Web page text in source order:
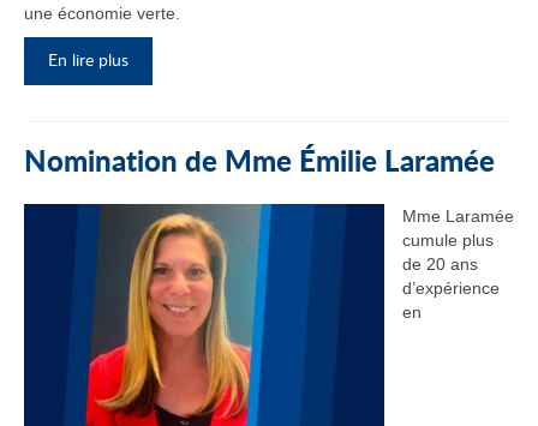
une économie verte.
En lire plus
Nomination de Mme Émilie Laramée
Mme Laramée
cumule plus
de 20 ans
d’expérience
en